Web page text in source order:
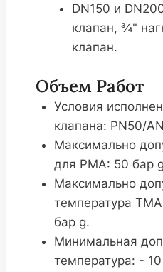
DN150 и
клапан, ¾"
клапан.
Объем Работ
Условия
клапана: PN50/
Максимально
для PMA: 50 бар
Максимально
температура
бар g.
Минимальная
температура: - 10